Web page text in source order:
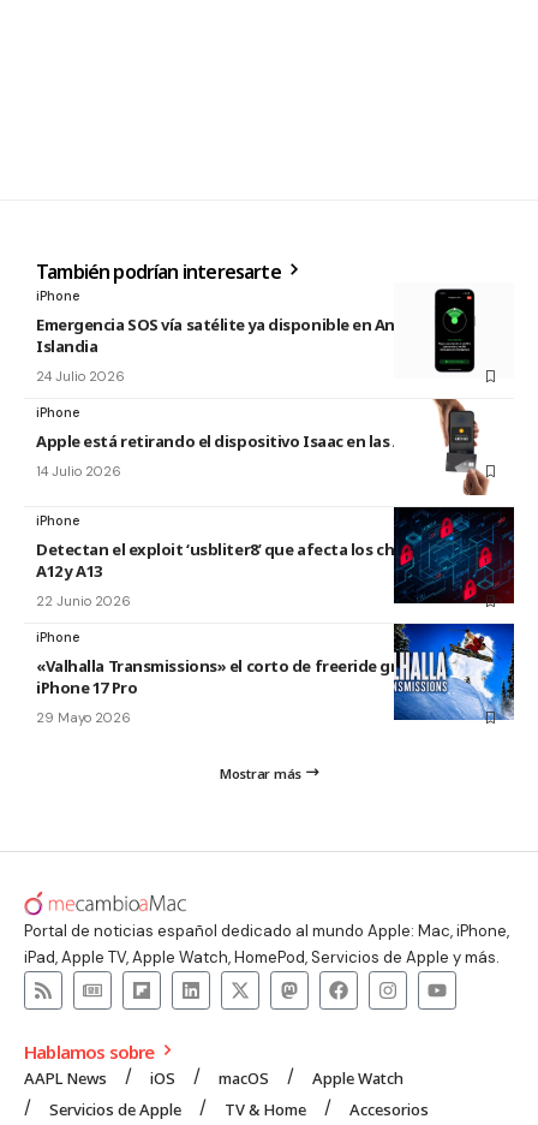
También podrían interesarte
iPhone
Emergencia SOS vía satélite ya disponible en Andorra e
Islandia
24 Julio 2026
iPhone
Apple está retirando el dispositivo Isaac en las Apple Store
14 Julio 2026
iPhone
Detectan el exploit ‘usbliter8’ que afecta los chips de Apple
A12 y A13
22 Junio 2026
iPhone
«Valhalla Transmissions» el corto de freeride grabado con el
iPhone 17 Pro
29 Mayo 2026
Mostrar más
Portal de noticias español dedicado al mundo Apple: Mac, iPhone,
iPad, Apple TV, Apple Watch, HomePod, Servicios de Apple y más.
Hablamos sobre
AAPL News iOS macOS
Apple Watch
Servicios de Apple
TV & Home Accesorios